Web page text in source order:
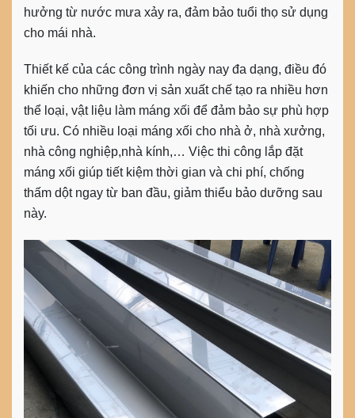
hưởng từ nước mưa xảy ra, đảm bảo tuổi thọ sử dụng
cho mái nhà.
Thiết kế của các công trình ngày nay đa dạng, điều đó
khiến cho những đơn vị sản xuất chế tạo ra nhiều hơn
thể loại, vật liệu làm máng xối để đảm bảo sự phù hợp
tối ưu. Có nhiều loại máng xối cho nhà ở, nhà xưởng,
nhà công nghiệp,nhà kính,… Việc thi công lắp đặt
máng xối giúp tiết kiệm thời gian và chi phí, chống
thấm dột ngay từ ban đầu, giảm thiểu bảo dưỡng sau
này.